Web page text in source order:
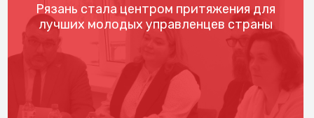
Рязань стала центром притяжения для
лучших молодых управленцев страны